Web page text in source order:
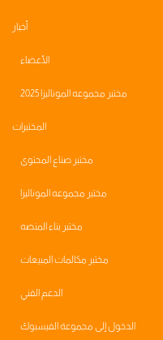
أخبار
الأعضاء
مختبر مجموعه الموناليزا 2025
المختبرات
مختبر صناع المحتوى
مختبر مجموعه الموناليزا
مختبر بناء المنصه
مختبر مكالمات المبيعات
الدعم الفني
الدخول إلى مجموعة الفيسبوك